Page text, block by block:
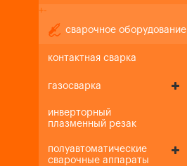
+-
сварочное оборудование
контактная сварка
газосварка
инверторный
плазменный резак
полуавтоматические
сварочные аппараты